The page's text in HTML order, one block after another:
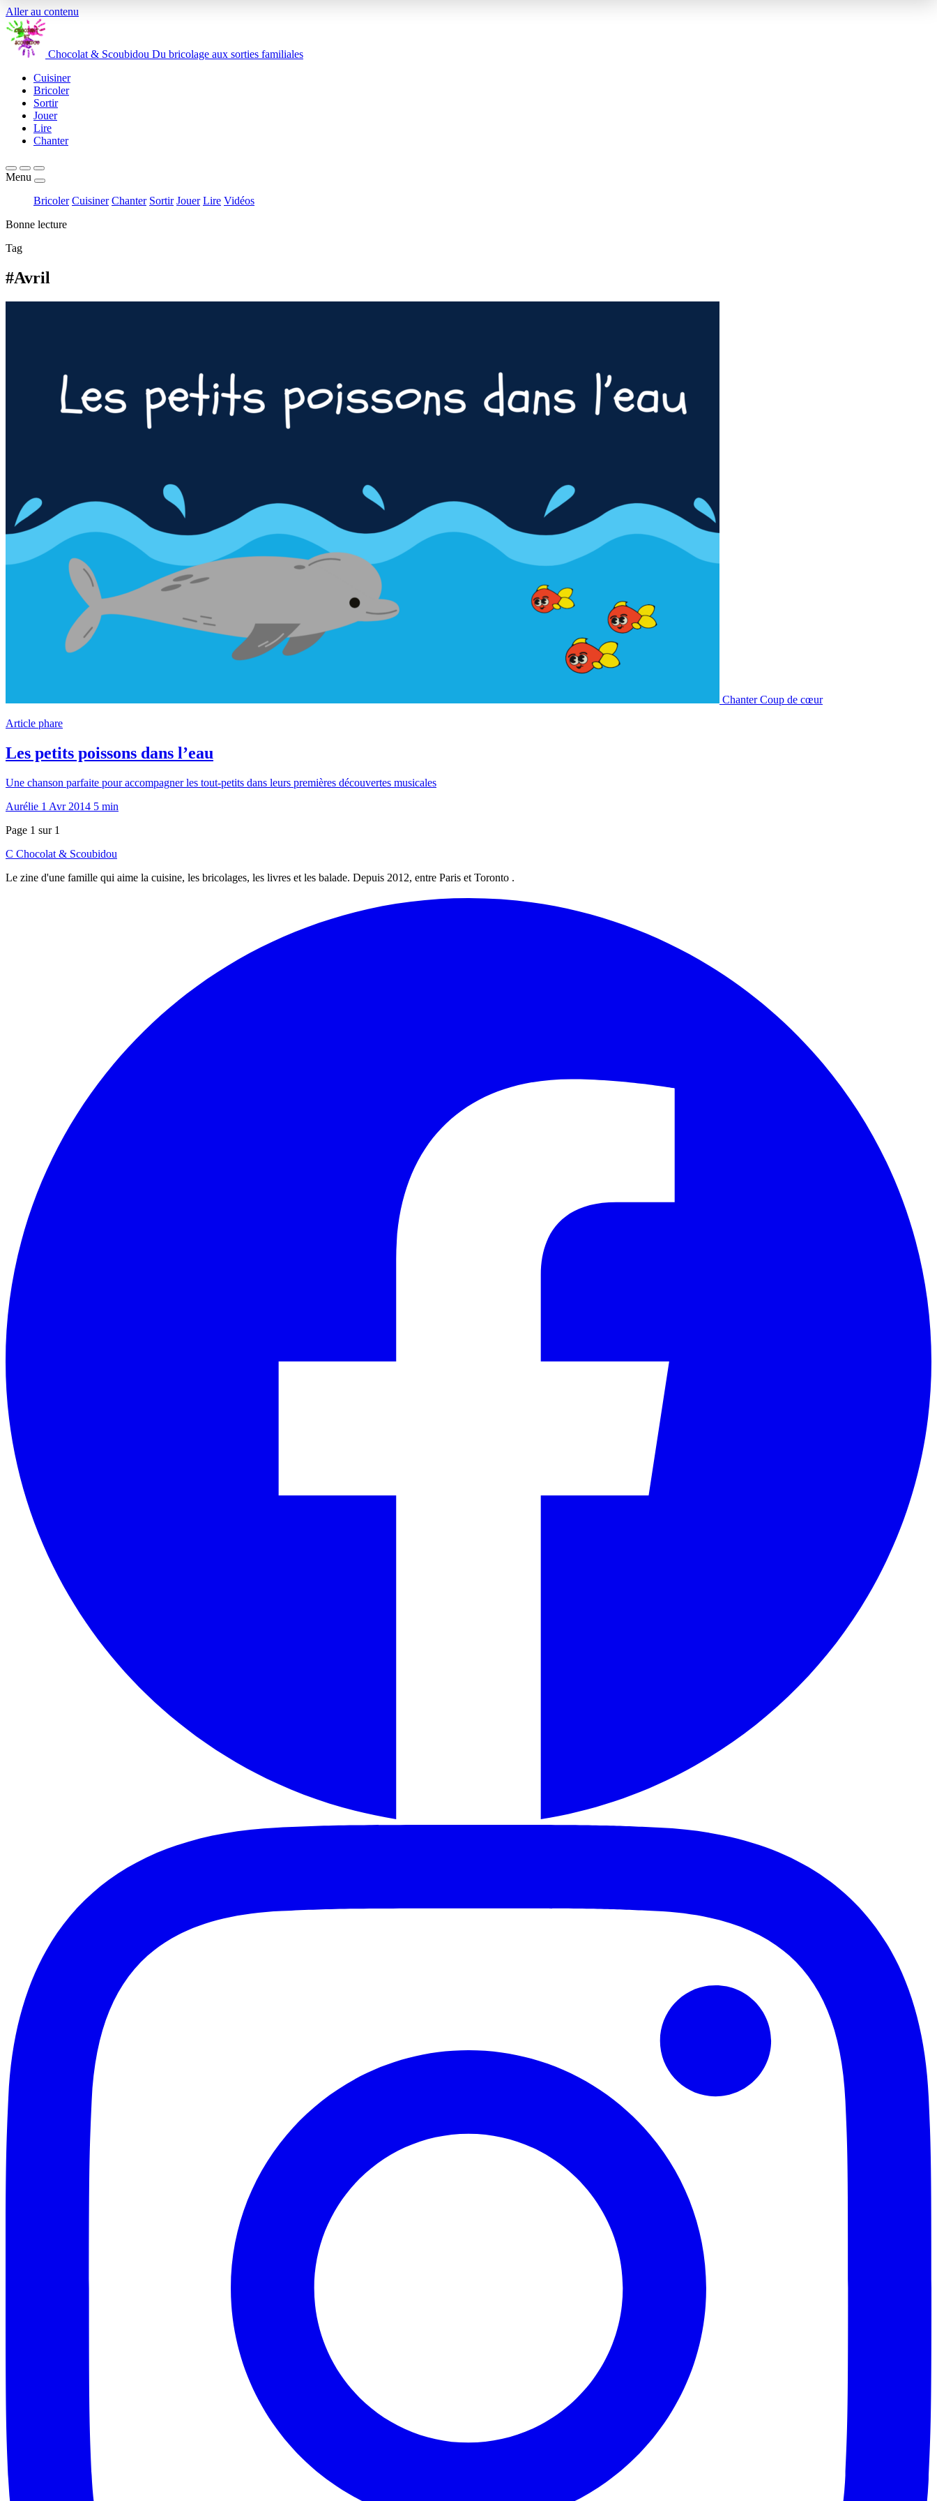
Aller au contenu
Chocolat & Scoubidou Du bricolage aux sorties familiales
Cuisiner
Bricoler
Sortir
Jouer
Lire
Chanter
Menu
Bricoler Cuisiner Chanter Sortir Jouer Lire Vidéos
Bonne lecture
Tag
#Avril
Chanter Coup de cœur
Article phare
Les petits poissons dans l’eau
Une chanson parfaite pour accompagner les tout-petits dans leurs premières découvertes musicales
Aurélie 1 Avr 2014 5 min
Page 1 sur 1
C Chocolat & Scoubidou
Le zine d'une famille qui aime la cuisine, les bricolages, les livres et les balade. Depuis 2012, entre Paris et Toronto .